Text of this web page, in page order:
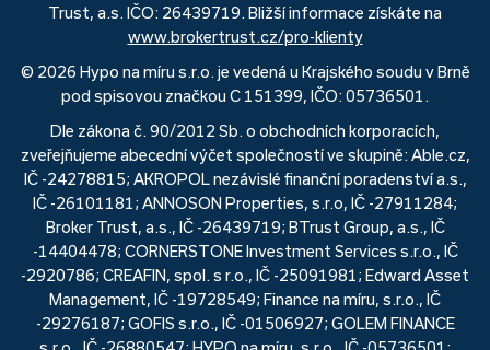
Trust, a.s. IČO: 26439719. Bližší informace získáte na
www.brokertrust.cz/pro-klienty
© 2026 Hypo na míru s.r.o. je vedená u Krajského soudu v Brně
pod spisovou značkou C 151399, IČO: 05736501.
Dle zákona č. 90/2012 Sb. o obchodních korporacích,
zveřejňujeme abecední výčet společností ve skupině: Able.cz,
IČ -24278815; AKROPOL nezávislé finanční poradenství a.s.,
IČ -26101181; ANNOSON Properties, s.r.o, IČ -27911284;
Broker Trust, a.s., IČ -26439719; BTrust Group, a.s., IČ
-14404478; CORNERSTONE Investment Services s.r.o., IČ
-2920786; CREAFIN, spol. s r.o., IČ -25091981; Edward Asset
Management, IČ -19728549; Finance na míru, s.r.o., IČ
-29276187; GOFIS s.r.o., IČ -01506927; GOLEM FINANCE